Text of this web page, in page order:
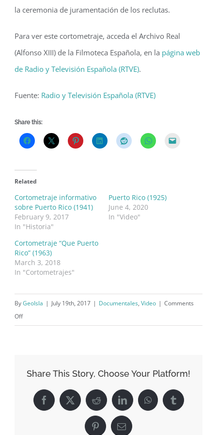
la ceremonia de juramentación de los reclutas.
Para ver este cortometraje, acceda el Archivo Real
(Alfonso XIII) de la Filmoteca Española, en la página web
de Radio y Televisión Española (RTVE).
Fuente: Radio y Televisión Española (RTVE)
Share this:
Related
Cortometraje informativo
sobre Puerto Rico (1941)
February 9, 2017
In "Historia"
Puerto Rico (1925)
June 4, 2020
In "Video"
Cortometraje “Que Puerto
Rico” (1963)
March 3, 2018
In "Cortometrajes"
ByGeoIsla | July 19th, 2017 | Documentales, Video | Comments
Offon
Rico
Viguié
News
Share This Story, Choose Your Platform!
Facebook
X Reddit LinkedInWhatsAppTumblr
PinterestEmail